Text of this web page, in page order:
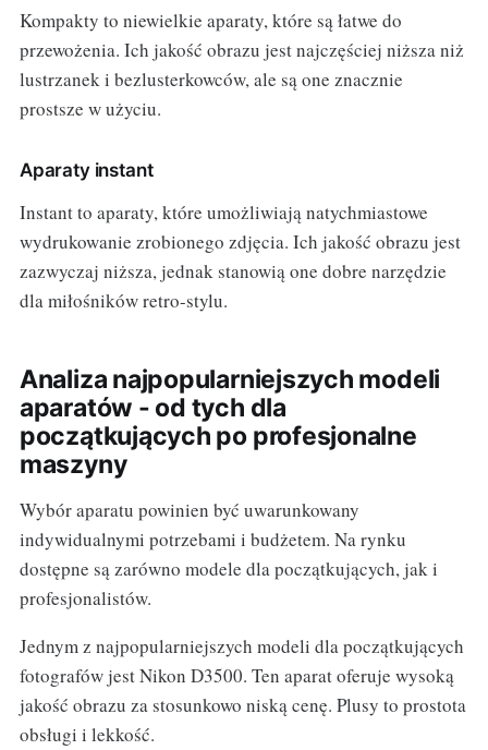
Kompakty to niewielkie aparaty, które są łatwe do
przewożenia. Ich jakość obrazu jest najczęściej niższa niż
lustrzanek i bezlusterkowców, ale są one znacznie
prostsze w użyciu.
Aparaty instant
Instant to aparaty, które umożliwiają natychmiastowe
wydrukowanie zrobionego zdjęcia. Ich jakość obrazu jest
zazwyczaj niższa, jednak stanowią one dobre narzędzie
dla miłośników retro-stylu.
Analiza najpopularniejszych modeli
aparatów - od tych dla
początkujących po profesjonalne
maszyny
Wybór aparatu powinien być uwarunkowany
indywidualnymi potrzebami i budżetem. Na rynku
dostępne są zarówno modele dla początkujących, jak i
profesjonalistów.
Jednym z najpopularniejszych modeli dla początkujących
fotografów jest Nikon D3500. Ten aparat oferuje wysoką
jakość obrazu za stosunkowo niską cenę. Plusy to prostota
obsługi i lekkość.